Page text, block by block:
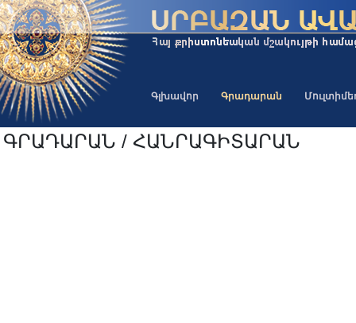
Գլխավոր Գրադարան
ԳՐԱԴԱՐԱՆ / ՀԱՆՐԱԳԻՏԱՐԱՆ